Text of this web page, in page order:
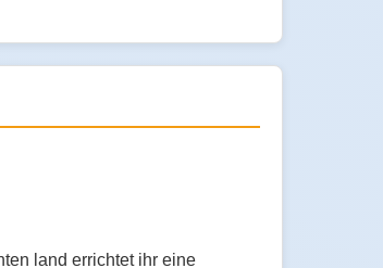
land errichtet ihr eine